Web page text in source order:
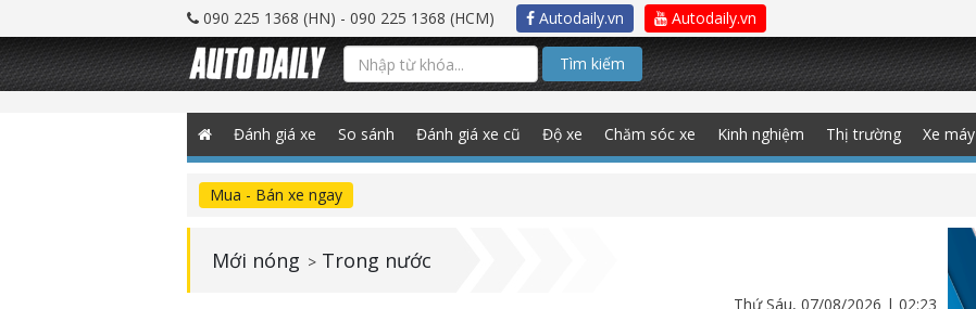
090 225 1368 (HN) - 090 225 1368 (HCM) Autodaily.vn Autodaily.vn
Tìm kiếm
Đánh giá xe So sánh Đánh giá xe cũ Độ xe Chăm sóc xe Kinh nghiệm Thị trường Xe máy
Mua - Bán xe ngay
Mới nóng > Trong nước
Thứ Sáu, 07/08/2026 | 02:23